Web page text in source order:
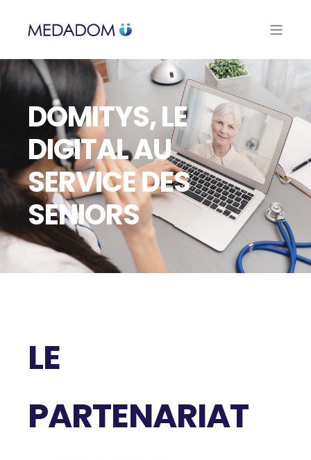
DOMITYS, LE
DIGITAL AU
SERVICE DES
SENIORS
LE
PARTENARIAT